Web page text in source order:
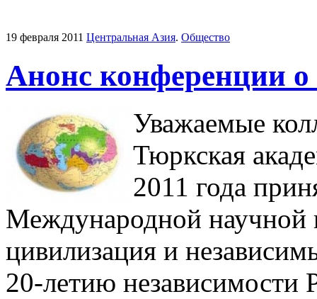
19 февраля 2011 Центральная Азия. Общество
Анонс конференции
Уважаемые
Тюркская
2011 года
Международной научной
цивилизация и
20-летию независимости